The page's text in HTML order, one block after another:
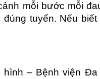
mỗi bước mỗi
tuyến. Nếu biết
– Bệnh viện Đa